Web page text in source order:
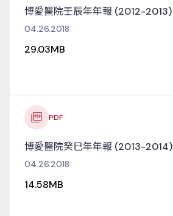
博愛醫院壬辰年年報 (2012-2013)
04.26.2018
29.03MB
PDF
博愛醫院癸巳年年報 (2013-2014)
04.26.2018
14.58MB